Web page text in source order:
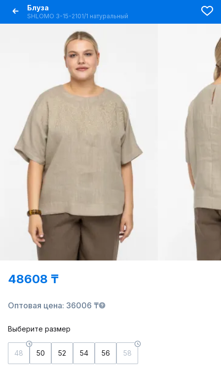
Блуза
SHLOMO 3-15-2101/1 натуральный
48608 ₸
Оптовая цена: 36006 ₸
Выберите размер
48 50 52 54 56 58